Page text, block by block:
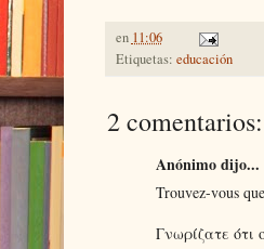
en 11:06
Etiquetas: educación
2 comentarios:
Anónimo dijo...
Trouvez-vous
Γνωρίζατε ότι